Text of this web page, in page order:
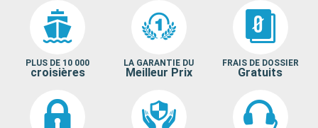
PLUS DE 10 000
croisières
LA GARANTIE DU
Meilleur Prix
FRAIS DE DOSSIER
Gratuits